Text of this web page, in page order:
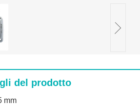
del prodotto
mm